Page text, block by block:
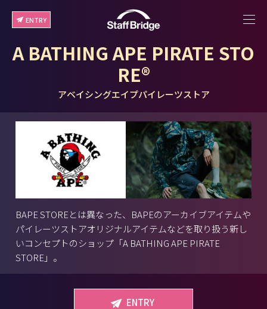
ENTRY
A BATHING APE PIRATE STO
RE®
アベイシングエイプパイレーツストア
BAPE STOREとは異なった、BAPEのアーカイブアイテムや
パイレーツストアオリジナルアイテムなどを取り扱う新し
いコンセプトのショップ「A BATHING APE PIRATE
STORE」。
ENTRY